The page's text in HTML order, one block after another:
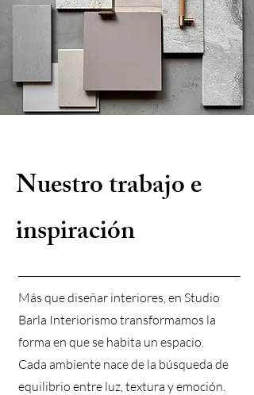
Nuestro trabajo e
inspiración
Más que diseñar interiores, en Studio
Barla Interiorismo transformamos la
forma en que se habita un espacio.
Cada ambiente nace de la búsqueda de
equilibrio entre luz, textura y emoción.